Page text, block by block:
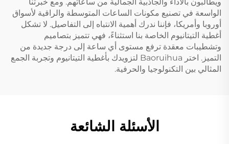
الواسعة في تصنيع مكونات الساعات المتوسطة والراقية لأسواق
أوروبا وأمريكا، فإننا ندرك أهمية الانتباه إلى التفاصيل. لا تشكل
أغطية التيتانيوم الخاصة بنا استثناءً، فهي تتميز بتصاميم
وتشطيبات معقدة ترفع مستوى أي ساعة إلى درجة جديدة من
التميز. اختر Baoruihua لتزويدك بأغطية التيتانيوم وتجربة الجمع
المثالي بين التكنولوجيا والحرفية.
الأسئلة الشائعة